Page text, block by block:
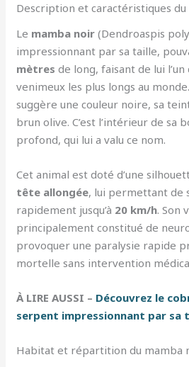
Description et caractéristiques
Le mamba noir (Dendroaspis
impressionnant par sa taille,
mètres de long, faisant de lui
venimeux les plus longs au
suggère une couleur noire, sa
brun olive. C’est l’intérieur de sa
profond, qui lui a valu ce nom.
Cet animal est doté d’une
tête allongée, lui permettant de
rapidement jusqu’à 20 km/h. Son
principalement constitué de
provoquer une paralysie rapide
mortelle sans intervention
À LIRE AUSSI – Découvrez le
serpent impressionnant par sa
Habitat et répartition du mamba